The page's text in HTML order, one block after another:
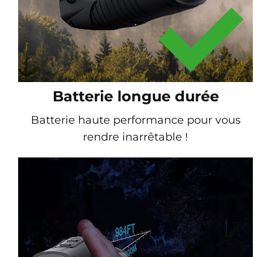
Batterie longue durée
Batterie haute performance pour vous
rendre inarrêtable !